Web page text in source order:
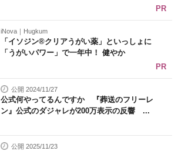
PR
iNova｜Hugkum
「イソジン®クリアうがい薬」といっしょに
「うがいパワー」で一年中！ 健やか
PR
公開 2024/11/27
公式何やってるんですか 『葬送のフリーレ
ン』公式のダジャレが200万表示の反響 ...
公開 2025/11/23